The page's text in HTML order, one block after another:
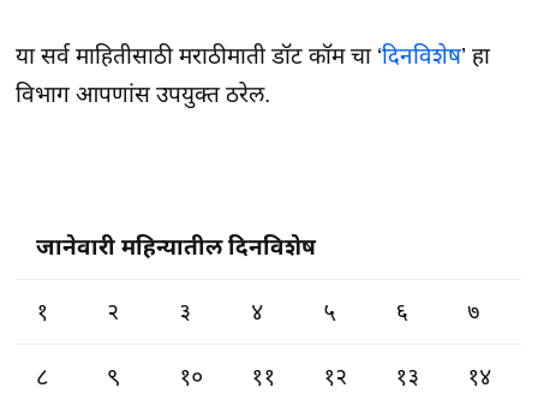
या सर्व माहितीसाठी मराठीमाती डॉट कॉम चा ‘दिनविशेष’ हा
विभाग आपणांस उपयुक्त ठरेल.
जानेवारी महिन्यातील दिनविशेष
१ २ ३ ४ ५ ६ ७
८ ९ १० ११ १२ १३ १४